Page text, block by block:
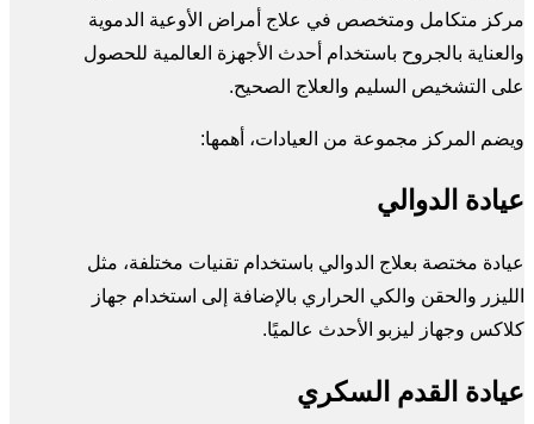
مركز متكامل ومتخصص في علاج أمراض الأوعية الدموية
والعناية بالجروح باستخدام أحدث الأجهزة العالمية للحصول
على التشخيص السليم والعلاج الصحيح.
ويضم المركز مجموعة من العيادات، أهمها:
عيادة الدوالي
عيادة مختصة بعلاج الدوالي باستخدام تقنيات مختلفة، مثل
الليزر والحقن والكي الحراري بالإضافة إلى استخدام جهاز
كلاكس وجهاز ليزبو الأحدث عالميًا.
عيادة القدم السكري